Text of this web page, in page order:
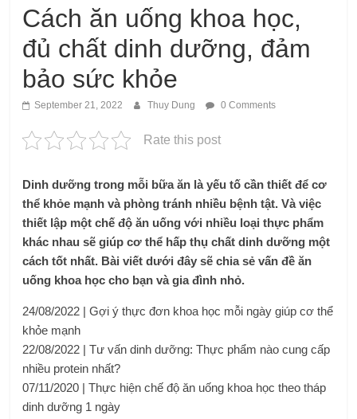
Cách ăn uống khoa học,
đủ chất dinh dưỡng, đảm
bảo sức khỏe
September 21, 2022 Thuy Dung 0 Comments
Rate this post
Dinh dưỡng trong mỗi bữa ăn là yếu tố cần thiết để cơ
thể khỏe mạnh và phòng tránh nhiều bệnh tật. Và việc
thiết lập một chế độ ăn uống với nhiều loại thực phẩm
khác nhau sẽ giúp cơ thể hấp thụ chất dinh dưỡng một
cách tốt nhất. Bài viết dưới đây sẽ chia sẻ vấn đề ăn
uống khoa học cho bạn và gia đình nhỏ.
24/08/2022 |Gợi ý thực đơn khoa học mỗi ngày giúp cơ thể
khỏe mạnh
22/08/2022 |Tư vấn dinh dưỡng: Thực phẩm nào cung cấp
nhiều protein nhất?
07/11/2020 |Thực hiện chế độ ăn uống khoa học theo tháp
dinh dưỡng 1 ngày